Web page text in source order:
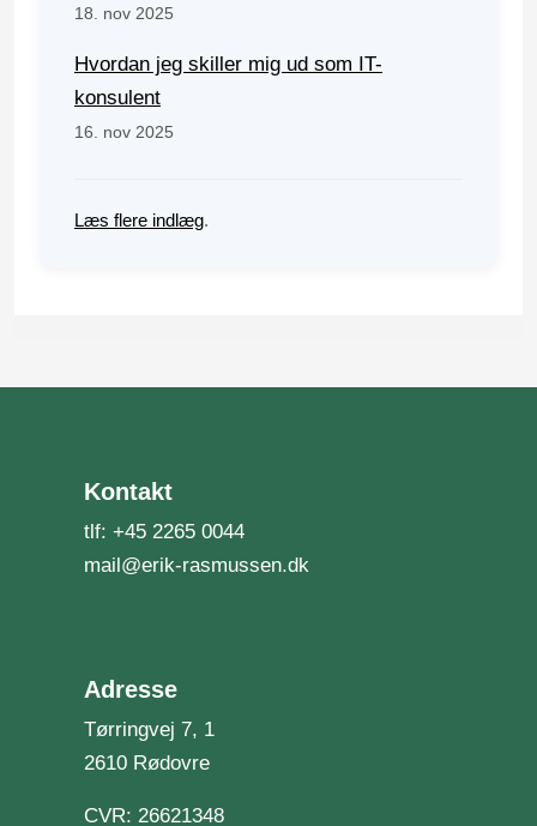
18. nov 2025
Hvordan jeg skiller mig ud som IT-
konsulent
16. nov 2025
Læs flere indlæg.
Kontakt
tlf: +45 2265 0044
mail@erik-rasmussen.dk
Adresse
Tørringvej 7, 1
2610 Rødovre
CVR: 26621348